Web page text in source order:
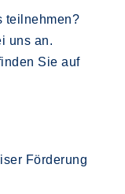
teilnehmen?
uns an.
Sie auf
Förderung